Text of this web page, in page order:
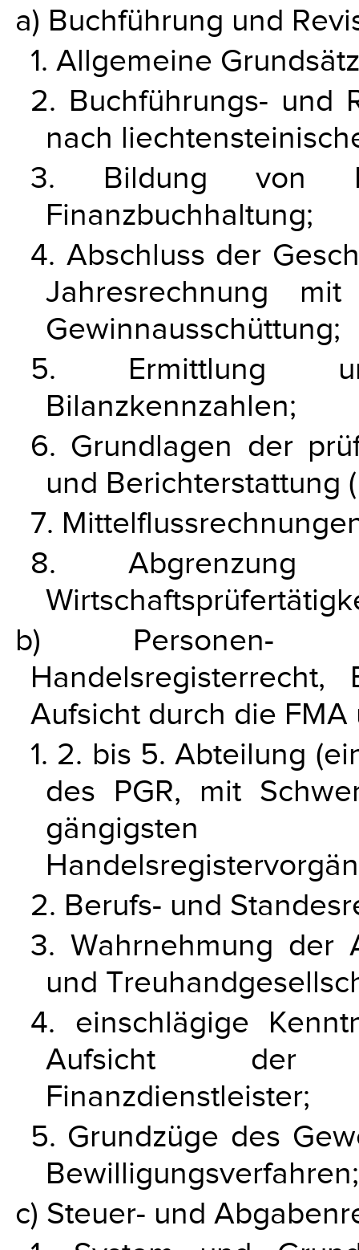
a) Buchführung und
1. Allgemeine
2. Buchführungs- und
nach
3. Bildung von
Finanzbuchhaltung;
4. Abschluss der
Jahresrechnung
Gewinnausschüttung;
5. Ermittlung
Bilanzkennzahlen;
6. Grundlagen der
und Berichterstattung
7.
8. Abgrenzung
b) Personen-
Aufsicht durch die
1. 2. bis 5. Abteilung
des PGR, mit
gängigsten
2. Berufs- und
3. Wahrnehmung der
und
4. einschlägige
Aufsicht der
Finanzdienstleister;
5. Grundzüge des
Bewilligungsverfahren;
c) Steuer- und